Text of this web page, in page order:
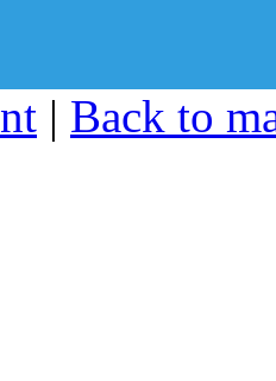
Sindikata
zaštiti
| Back to